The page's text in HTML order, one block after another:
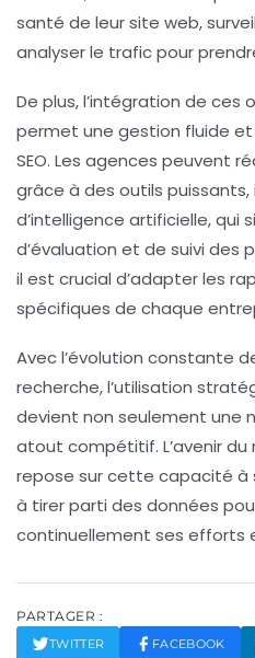
santé de leur site web,
analyser le traficpour
De plus, l’intégration de ces
permet une gestion fluide
SEO. Les agences peuvent
grâce à des outils
d’intelligence artificielle, qui
d’évaluation et de suivi des
il est crucial d’adapter les
spécifiques de chaque
Avec l’évolution constante
recherche, l’utilisation
devient non seulement une
atout compétitif. L’avenir du
repose sur cette capacité à
à tirer parti des données
continuellement ses efforts
PARTAGER :
TWITTER FACEBOOK